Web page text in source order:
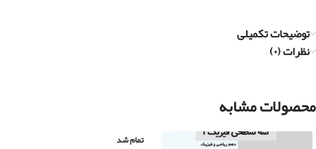
توضیحات تکمیلی
نظرات (۰)
محصولات مشابه
تمام شد